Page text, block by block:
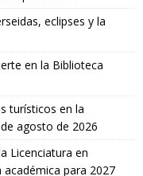
eclipses y la
en la Biblioteca
turísticos en la
agosto de 2026
Licenciatura en
para 2027